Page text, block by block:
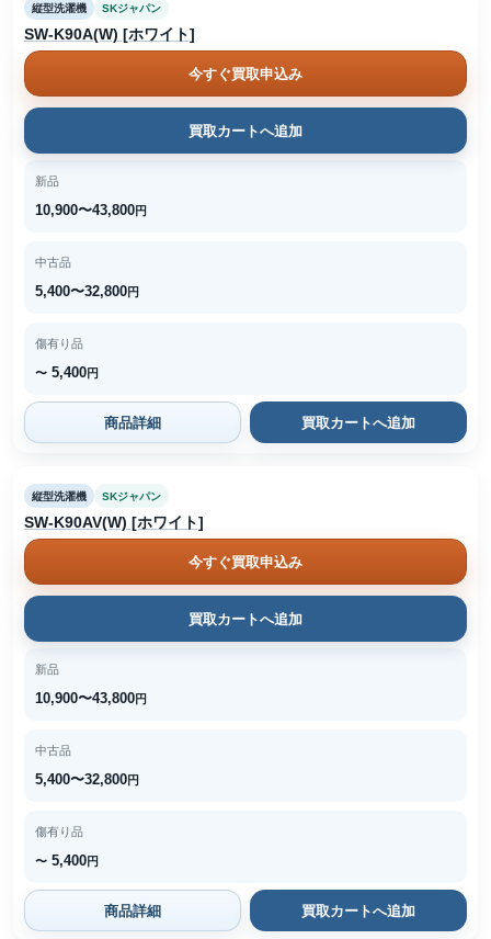
縦型洗濯機 SKジャパン
SW-K90A(W) [ホワイト]
今すぐ買取申込み
買取カートへ追加
新品
10,900〜43,800円
中古品
5,400〜32,800円
傷有り品
〜 5,400円
商品詳細 買取カートへ追加
縦型洗濯機 SKジャパン
SW-K90AV(W) [ホワイト]
今すぐ買取申込み
買取カートへ追加
新品
10,900〜43,800円
中古品
5,400〜32,800円
傷有り品
〜 5,400円
商品詳細 買取カートへ追加